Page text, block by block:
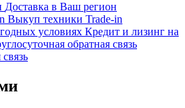
Доставка в Ваш регион
Выкуп техники Trade-in
Кредит и лизинг на